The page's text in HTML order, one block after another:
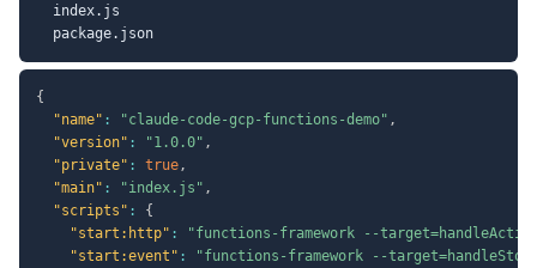
  index.js
{
"name" : "claude-code-gcp-functions-demo" ,
"version" : "1.0.0" ,
"private" : true,
"main" : "index.js" ,
"scripts" :
{
"start:http" :
"functions-framework --
"start:event" :
"functions-framework --